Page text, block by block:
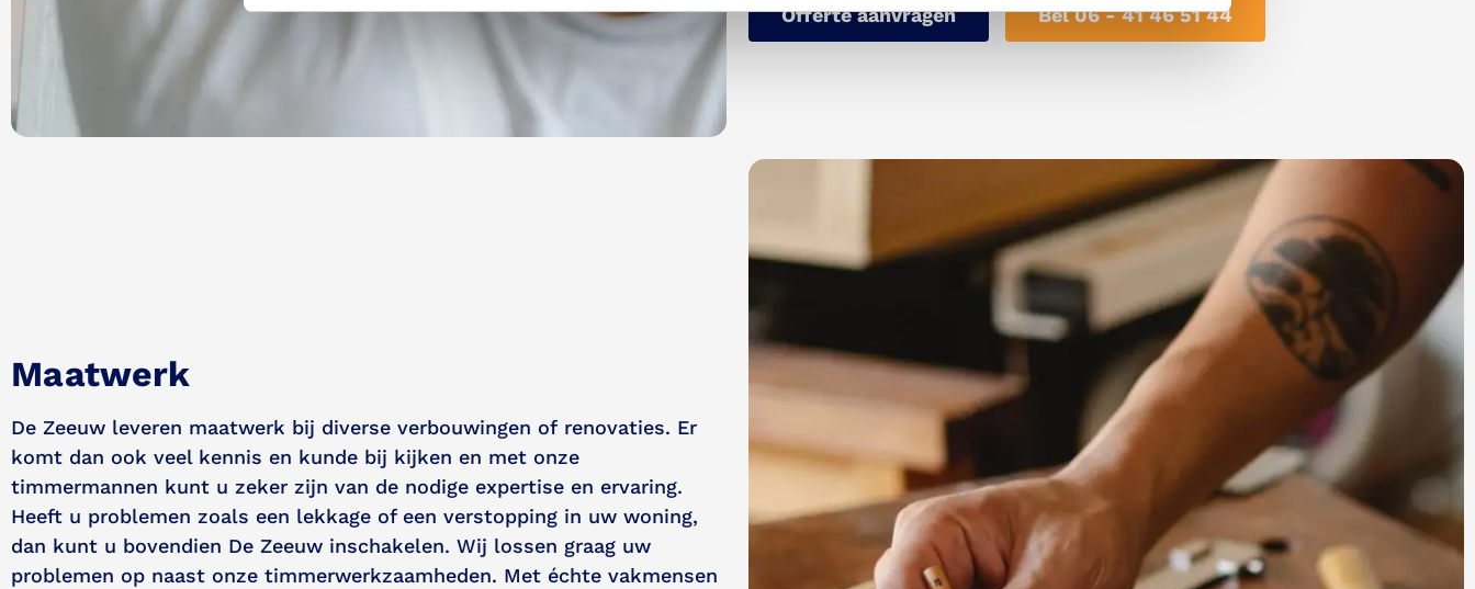
Offerte aanvragen Bel 06 - 41 46 51 44
Maatwerk
De Zeeuw leveren maatwerk bij diverse verbouwingen of renovaties. Er
komt dan ook veel kennis en kunde bij kijken en met onze
timmermannen kunt u zeker zijn van de nodige expertise en ervaring.
Heeft u problemen zoals een lekkage of een verstopping in uw woning,
dan kunt u bovendien De Zeeuw inschakelen. Wij lossen graag uw
problemen op naast onze timmerwerkzaamheden. Met échte vakmensen